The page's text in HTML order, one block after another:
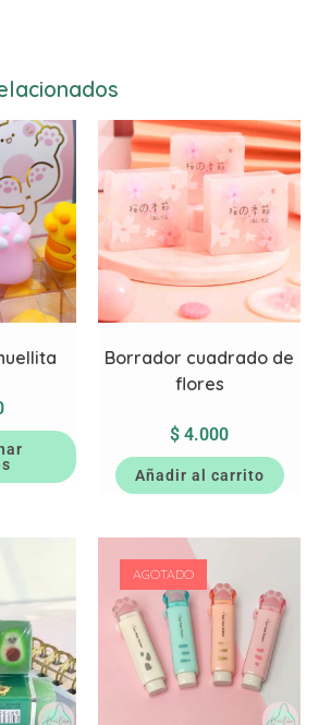
Borrador cuadrado de
flores
$ 4.000
Añadir al carrito
AGOTADO